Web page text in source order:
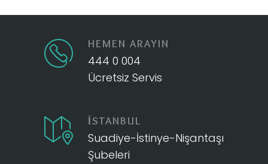
HEMEN ARAYIN
444 0 004
Ücretsiz Servis
İSTANBUL
Suadiye-İstinye-Nişantaşı
Şubeleri